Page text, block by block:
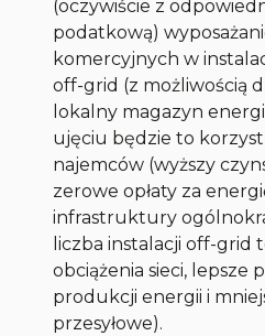
(oczywiście z
podatkową)
komercyjnych w
off-grid (z możliwością
lokalny magazyn
ujęciu będzie to
najemców (wyższy
zerowe opłaty za
infrastruktury
liczba instalacji off-grid
obciążenia sieci, lepsze
produkcji energii i
przesyłowe).